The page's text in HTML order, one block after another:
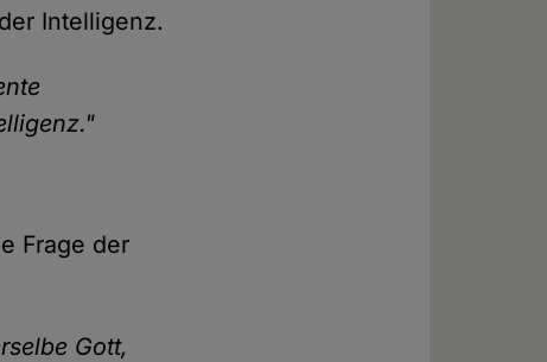
Intelligenz.
Frage der
Gott,